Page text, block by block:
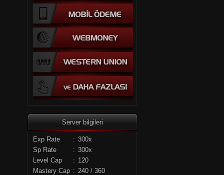
Server bilgileri
Exp Rate : 300x
Sp Rate
: 300x
Level Cap
: 120
Mastery Cap : 240 / 360